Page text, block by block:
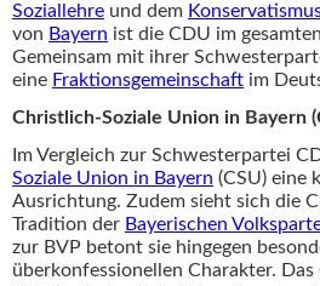
Soziallehre und dem
von Bayern ist die CDU im
Gemeinsam mit ihrer
eine Fraktionsgemeinschaft im
Christlich-Soziale Union in Bayern
Im Vergleich zur Schwesterpartei
Soziale Union in Bayern (CSU) eine
Ausrichtung. Zudem sieht sich die
Tradition der Bayerischen
zur BVP betont sie hingegen
überkonfessionellen Charakter.